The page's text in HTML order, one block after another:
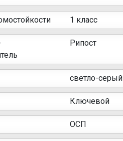
1 класс
Рипост
светло-серый
Ключевой
ОСП